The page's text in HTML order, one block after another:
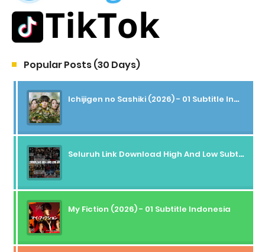
Popular Posts (30 Days)
Ichijigen no Sashiki (2026) - 01 Subtitle Indonesia
Seluruh Link Download High And Low Subtitle Indonesia
My Fiction (2026) - 01 Subtitle Indonesia